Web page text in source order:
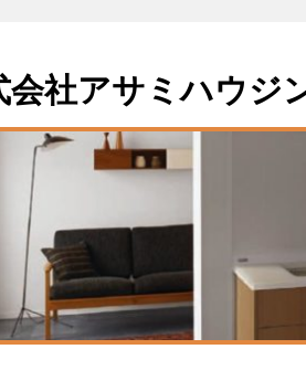
会社アサミハウジ